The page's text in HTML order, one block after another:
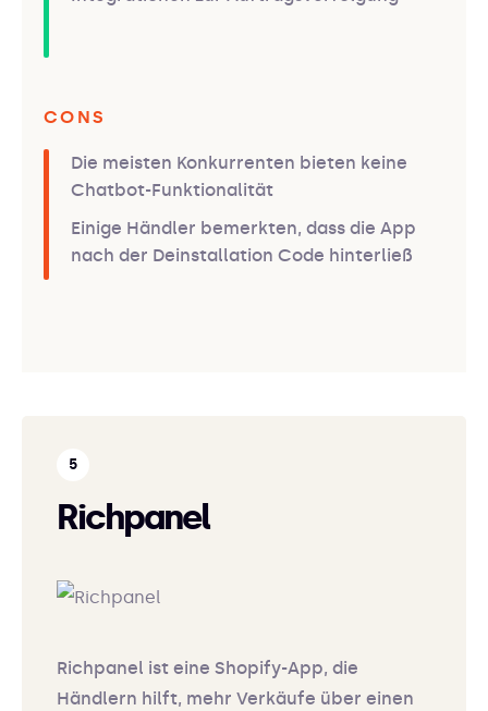
CONS
Die meisten Konkurrenten bieten keine
Chatbot-Funktionalität
Einige Händler bemerkten, dass die App
nach der Deinstallation Code hinterließ
Richpanel
Richpanel ist eine Shopify-App, die
Händlern hilft, mehr Verkäufe über einen